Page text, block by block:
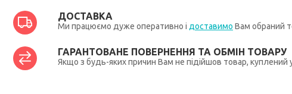
ДОСТАВКА
Ми працюємо дуже оперативно і доставимо Вам обраний
ГАРАНТОВАНЕ ПОВЕРНЕННЯ ТА ОБМІН ТОВАРУ
Якщо з будь-яких причин Вам не підійшов товар, куплений